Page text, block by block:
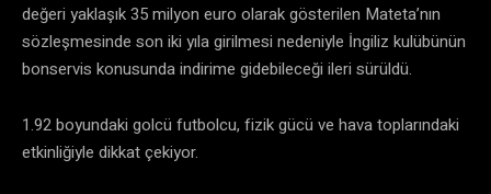
değeri yaklaşık 35 milyon euro olarak gösterilen Mateta’nın
sözleşmesinde son iki yıla girilmesi nedeniyle İngiliz kulübünün
bonservis konusunda indirime gidebileceği ileri sürüldü.
1.92 boyundaki golcü futbolcu, fizik gücü ve hava toplarındaki
etkinliğiyle dikkat çekiyor.